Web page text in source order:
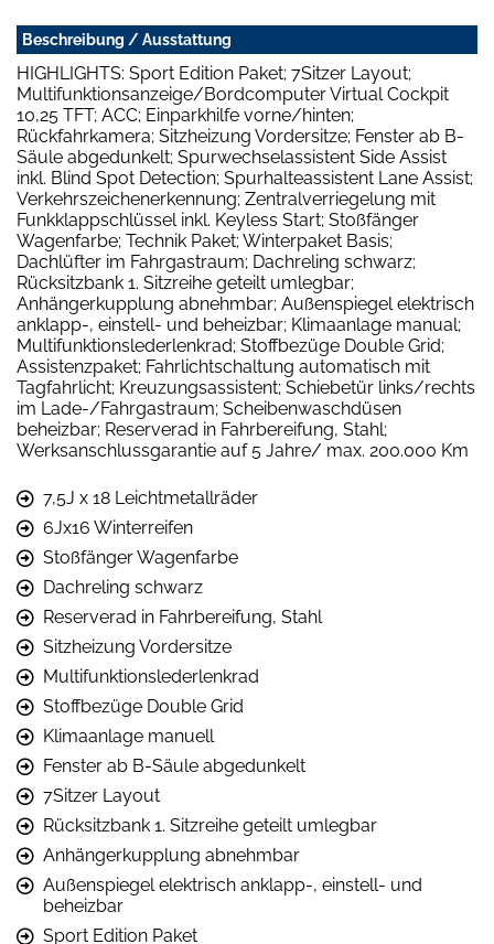
Beschreibung / Ausstattung
HIGHLIGHTS: Sport Edition Paket; 7Sitzer Layout;
Multifunktionsanzeige/Bordcomputer Virtual Cockpit
10,25 TFT; ACC; Einparkhilfe vorne/hinten;
Rückfahrkamera; Sitzheizung Vordersitze; Fenster ab B-
Säule abgedunkelt; Spurwechselassistent Side Assist
inkl. Blind Spot Detection; Spurhalteassistent Lane Assist;
Verkehrszeichenerkennung; Zentralverriegelung mit
Funkklappschlüssel inkl. Keyless Start; Stoßfänger
Wagenfarbe; Technik Paket; Winterpaket Basis;
Dachlüfter im Fahrgastraum; Dachreling schwarz;
Rücksitzbank 1. Sitzreihe geteilt umlegbar;
Anhängerkupplung abnehmbar; Außenspiegel elektrisch
anklapp-, einstell- und beheizbar; Klimaanlage manual;
Multifunktionslederlenkrad; Stoffbezüge Double Grid;
Assistenzpaket; Fahrlichtschaltung automatisch mit
Tagfahrlicht; Kreuzungsassistent; Schiebetür links/rechts
im Lade-/Fahrgastraum; Scheibenwaschdüsen
beheizbar; Reserverad in Fahrbereifung, Stahl;
Werksanschlussgarantie auf 5 Jahre/ max. 200.000 Km
7,5J x 18 Leichtmetallräder
6Jx16 Winterreifen
Stoßfänger Wagenfarbe
Dachreling schwarz
Reserverad in Fahrbereifung, Stahl
Sitzheizung Vordersitze
Multifunktionslederlenkrad
Stoffbezüge Double Grid
Klimaanlage manuell
Fenster ab B-Säule abgedunkelt
7Sitzer Layout
Rücksitzbank 1. Sitzreihe geteilt umlegbar
Anhängerkupplung abnehmbar
Außenspiegel elektrisch anklapp-, einstell- und
beheizbar
Sport Edition Paket